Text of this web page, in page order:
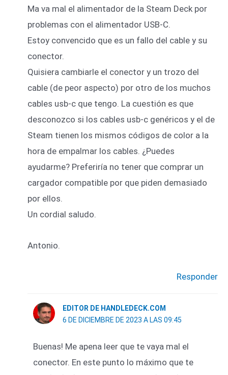
Ma va mal el alimentador de la Steam Deck por
problemas con el alimentador USB-C.
Estoy convencido que es un fallo del cable y su
conector.
Quisiera cambiarle el conector y un trozo del
cable (de peor aspecto) por otro de los muchos
cables usb-c que tengo. La cuestión es que
desconozco si los cables usb-c genéricos y el de
Steam tienen los mismos códigos de color a la
hora de empalmar los cables. ¿Puedes
ayudarme? Preferiría no tener que comprar un
cargador compatible por que piden demasiado
por ellos.
Un cordial saludo.
Antonio.
Responder
EDITOR DE HANDLEDECK.COM
6 DE DICIEMBRE DE 2023 A LAS 09:45
Buenas! Me apena leer que te vaya mal el
conector. En este punto lo máximo que te